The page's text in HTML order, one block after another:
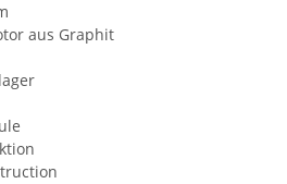
aus Graphit